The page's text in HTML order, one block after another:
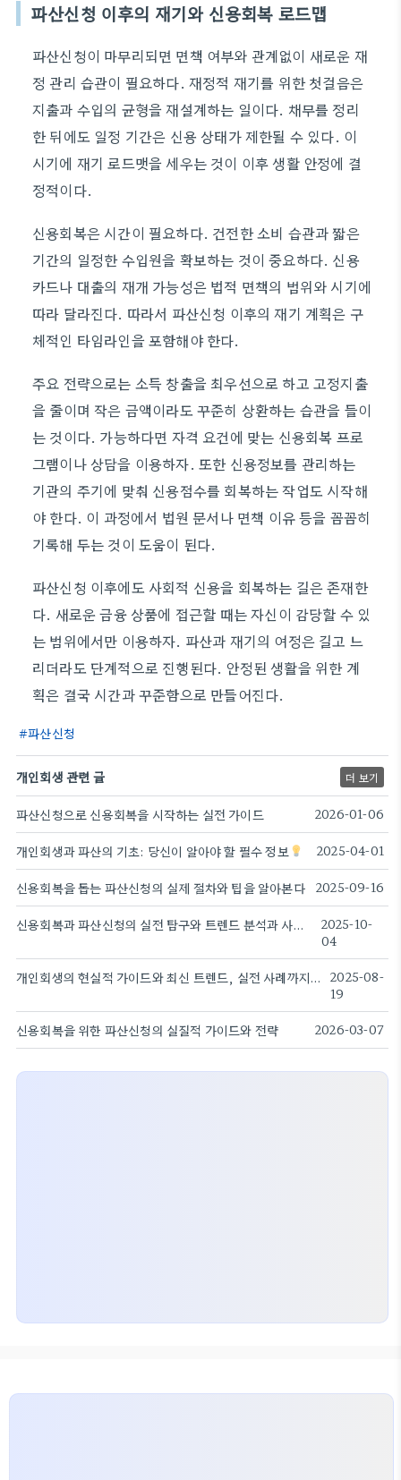
파산신청 이후의 재기와 신용회복 로드맵
파산신청이 마무리되면 면책 여부와 관계없이 새로운 재
정 관리 습관이 필요하다. 재정적 재기를 위한 첫걸음은
지출과 수입의 균형을 재설계하는 일이다. 채무를 정리
한 뒤에도 일정 기간은 신용 상태가 제한될 수 있다. 이
시기에 재기 로드맷을 세우는 것이 이후 생활 안정에 결
정적이다.
신용회복은 시간이 필요하다. 건전한 소비 습관과 짧은
기간의 일정한 수입원을 확보하는 것이 중요하다. 신용
카드나 대출의 재개 가능성은 법적 면책의 범위와 시기에
따라 달라진다. 따라서 파산신청 이후의 재기 계획은 구
체적인 타임라인을 포함해야 한다.
주요 전략으로는 소득 창출을 최우선으로 하고 고정지출
을 줄이며 작은 금액이라도 꾸준히 상환하는 습관을 들이
는 것이다. 가능하다면 자격 요건에 맞는 신용회복 프로
그램이나 상담을 이용하자. 또한 신용정보를 관리하는
기관의 주기에 맞춰 신용점수를 회복하는 작업도 시작해
야 한다. 이 과정에서 법원 문서나 면책 이유 등을 꼼꼼히
기록해 두는 것이 도움이 된다.
파산신청 이후에도 사회적 신용을 회복하는 길은 존재한
다. 새로운 금융 상품에 접근할 때는 자신이 감당할 수 있
는 범위에서만 이용하자. 파산과 재기의 여정은 길고 느
리더라도 단계적으로 진행된다. 안정된 생활을 위한 계
획은 결국 시간과 꾸준함으로 만들어진다.
파산신청
개인회생 관련 글 더 보기
파산신청으로 신용회복을 시작하는 실전 가이드 2026-01-06
개인회생과 파산의 기초: 당신이 알아야 할 필수 정보 2025-04-01
신용회복을 돕는 파산신청의 실제 절차와 팁을 알아본다 2025-09-16
신용회복과 파산신청의 실전 탐구와 트렌드 분석과 사례 현황
2025-10-
04
개인회생의 현실적 가이드와 최신 트렌드, 실전 사례까지 폭넓게 살펴본다
2025-08-
19
신용회복을 위한 파산신청의 실질적 가이드와 전략 2026-03-07